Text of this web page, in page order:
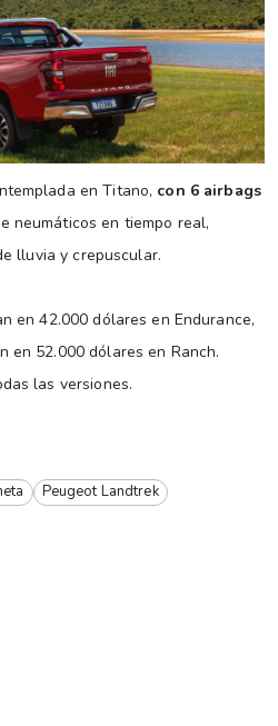
en Titano, con 6 airbags
neumáticos en tiempo real,
lluvia y crepuscular.
en 42.000 dólares en Endurance,
en 52.000 dólares en Ranch.
las versiones.
Peugeot Landtrek